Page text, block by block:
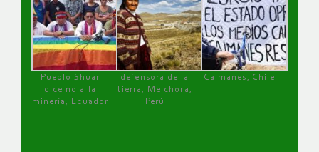
Pueblo Shuar
dice no a la
minería, Ecuador
defensora de la
tierra, Melchora,
Perú
Caimanes, Chile